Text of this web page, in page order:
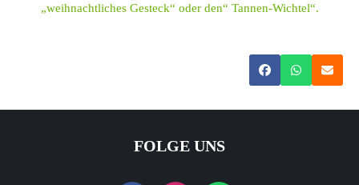
„weihnachtliches Gesteck“ oder den“ Tannen-Wichtel“.
FOLGE UNS